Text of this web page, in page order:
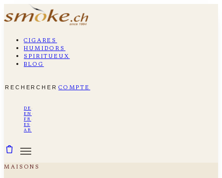
cigares
humidors
spiritueux
blog
rechercher compte
de ·
en ·
fr ·
es ·
ar
maisons